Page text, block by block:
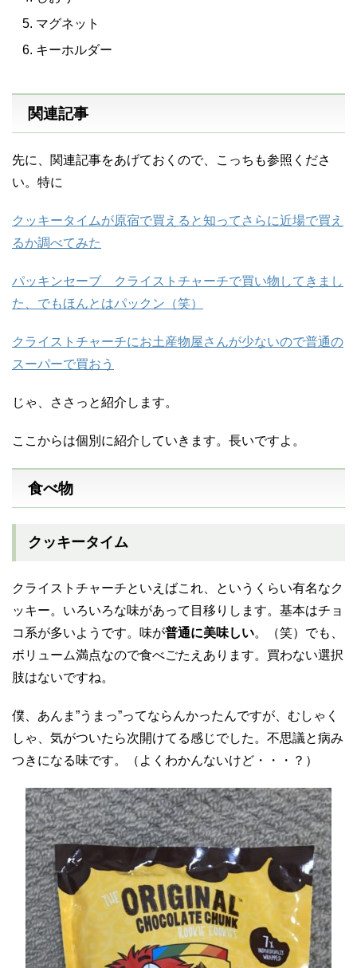
マグネット
キーホルダー
関連記事
先に、関連記事をあげておくので、こっちも参照くださ
い。特に
クッキータイムが原宿で買えると知ってさらに近場で買え
るか調べてみた
パッキンセーブ クライストチャーチで買い物してきまし
た、でもほんとはパックン（笑）
クライストチャーチにお土産物屋さんが少ないので普通の
スーパーで買おう
じゃ、ささっと紹介します。
ここからは個別に紹介していきます。長いですよ。
食べ物
クッキータイム
クライストチャーチといえばこれ、というくらい有名なク
ッキー。いろいろな味があって目移りします。基本はチョ
コ系が多いようです。味が普通に美味しい。（笑）でも、
ボリューム満点なので食べごたえあります。買わない選択
肢はないですね。
僕、あんま”うまっ”ってならんかったんですが、むしゃく
しゃ、気がついたら次開けてる感じでした。不思議と病み
つきになる味です。（よくわかんないけど・・・？）